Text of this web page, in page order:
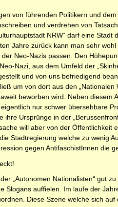
von führenden Politikern und
und verdrehen von
NRW“ darf eine
Jahre zurück kann man sehr
Neo-Nazis passen. Den
Nazi, aus dem Umfeld der
und von uns befriedigend
um von dort aus den
beworben wird. Neben
nur schwer übersehbare
ihre Ursprünge in der
will aber von der
Stadtregierung welche zu wenig
gegen AntifaschistInnen die
„Autonomen Nationalisten“ gut
Slogans auffielen. Im laufe der
Diese Szene welche sich